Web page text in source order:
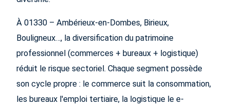
À 01330 – Ambérieux-en-Dombes, Birieux,
Bouligneux…, la diversification du patrimoine
professionnel (commerces + bureaux + logistique)
réduit le risque sectoriel. Chaque segment possède
son cycle propre : le commerce suit la consommation,
les bureaux l'emploi tertiaire, la logistique le e-